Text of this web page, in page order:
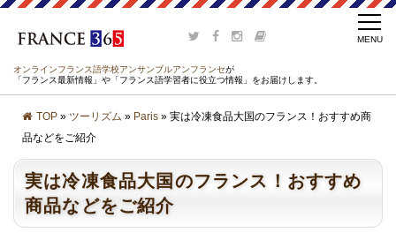
オンラインフランス語学校アンサンブルアンフランセが
「フランス最新情報」や「フランス語学習者に役立つ情報」をお届けします。
TOP » ツーリズム » Paris » 実は冷凍食品大国のフランス！おすすめ商
品などをご紹介
実は冷凍食品大国のフランス！おすすめ
商品などをご紹介